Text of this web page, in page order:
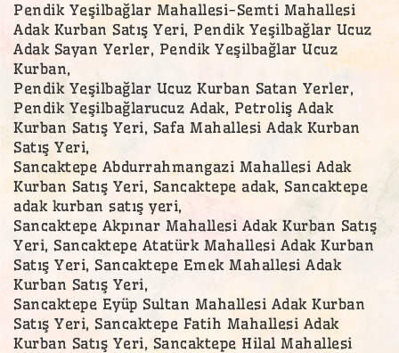
Pendik Yeşilbağlar Mahallesi-Semti Mahallesi
Adak Kurban Satış Yeri, Pendik Yeşilbağlar Ucuz
Adak Sayan Yerler, Pendik Yeşilbağlar Ucuz
Kurban,
Pendik Yeşilbağlar Ucuz Kurban Satan Yerler,
Pendik Yeşilbağlarucuz Adak, Petroliş Adak
Kurban Satış Yeri, Safa Mahallesi Adak Kurban
Satış Yeri,
Sancaktepe Abdurrahmangazi Mahallesi Adak
Kurban Satış Yeri, Sancaktepe adak, Sancaktepe
adak kurban satış yeri,
Sancaktepe Akpınar Mahallesi Adak Kurban Satış
Yeri, Sancaktepe Atatürk Mahallesi Adak Kurban
Satış Yeri, Sancaktepe Emek Mahallesi Adak
Kurban Satış Yeri,
Sancaktepe Eyüp Sultan Mahallesi Adak Kurban
Satış Yeri, Sancaktepe Fatih Mahallesi Adak
Kurban Satış Yeri, Sancaktepe Hilal Mahallesi